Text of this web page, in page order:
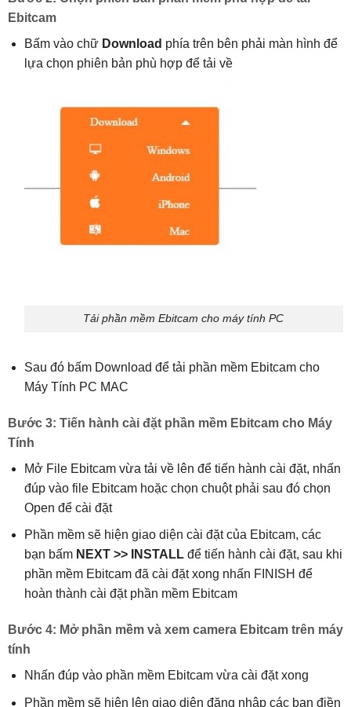
Ebitcam
Bấm vào chữ Download phía trên bên phải màn hình để
lựa chọn phiên bản phù hợp để tải về
Tải phần mềm Ebitcam cho máy tính PC
Sau đó bấm Download để tải phần mềm Ebitcam cho
Máy Tính PC MAC
Bước 3: Tiến hành cài đặt phần mềm Ebitcam cho Máy
Tính
Mở File Ebitcam vừa tải về lên để tiến hành cài đặt, nhấn
đúp vào file Ebitcam hoặc chọn chuột phải sau đó chọn
Open để cài đặt
Phần mềm sẽ hiện giao diện cài đặt của Ebitcam, các
bạn bấm NEXT >> INSTALLđể tiến hành cài đặt, sau khi
phần mềm Ebitcam đã cài đặt xong nhấn FINISH để
hoàn thành cài đặt phần mềm Ebitcam
Bước 4: Mở phần mềm và xem camera Ebitcam trên máy
tính
Nhấn đúp vào phần mềm Ebitcam vừa cài đặt xong
Phần mềm sẽ hiện lên giao diện đăng nhập các bạn điền